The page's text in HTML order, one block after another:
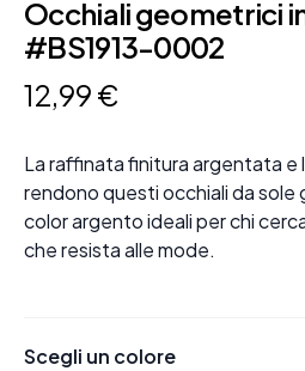
Occhiali geometrici
#BS1913-0002
12,99 €
La raffinata finitura argentata
rendono questi occhiali da sole
color argento ideali per chi
che resista alle mode.
Scegli un colore